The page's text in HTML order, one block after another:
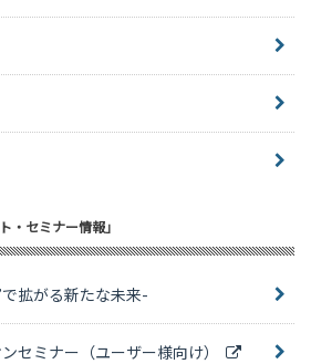
・セミナー情報」
拡がる新たな未来-
セミナー（ユーザー様向け）